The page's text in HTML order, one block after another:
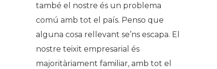
també el nostre és un problema
comú amb tot el país. Penso que
alguna cosa rellevant se’ns escapa. El
nostre teixit empresarial és
majoritàriament familiar, amb tot el